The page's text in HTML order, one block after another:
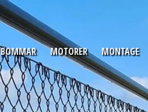
BOMMAR MOTORER MONTAGE